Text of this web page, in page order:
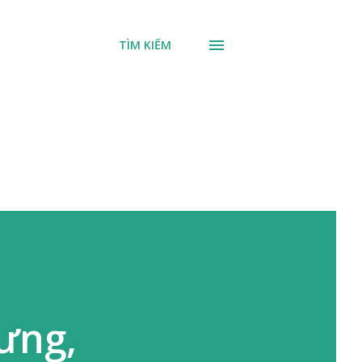
TÌM KIẾM